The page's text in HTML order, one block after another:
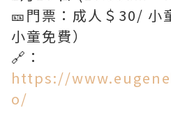
🎫門票：成人＄30/ 小
小童免費）
🔗：
https://
o/